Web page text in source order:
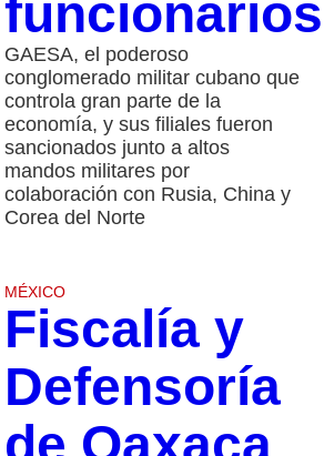
funcionarios
GAESA, el poderoso
conglomerado militar cubano que
controla gran parte de la
economía, y sus filiales fueron
sancionados junto a altos
mandos militares por
colaboración con Rusia, China y
Corea del Norte
MÉXICO
Fiscalía y
Defensoría
de Oaxaca